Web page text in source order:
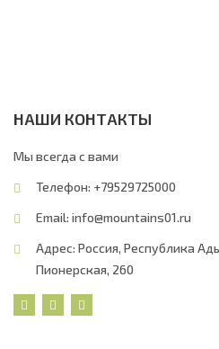
НАШИ КОНТАКТЫ
Мы всегда с вами
Телефон: +79529725000
Email: info@mountains01.ru
Адрес: Россия, Республика
Пионерская, 260